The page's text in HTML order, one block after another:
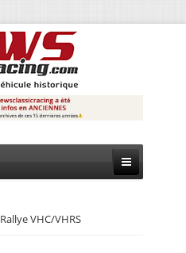
Rallye VHC/VHRS